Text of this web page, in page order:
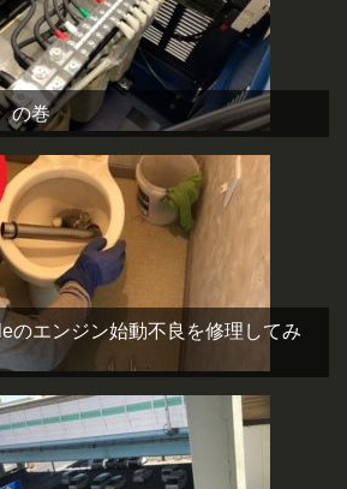
の巻
のエンジン始動不良を修理してみ